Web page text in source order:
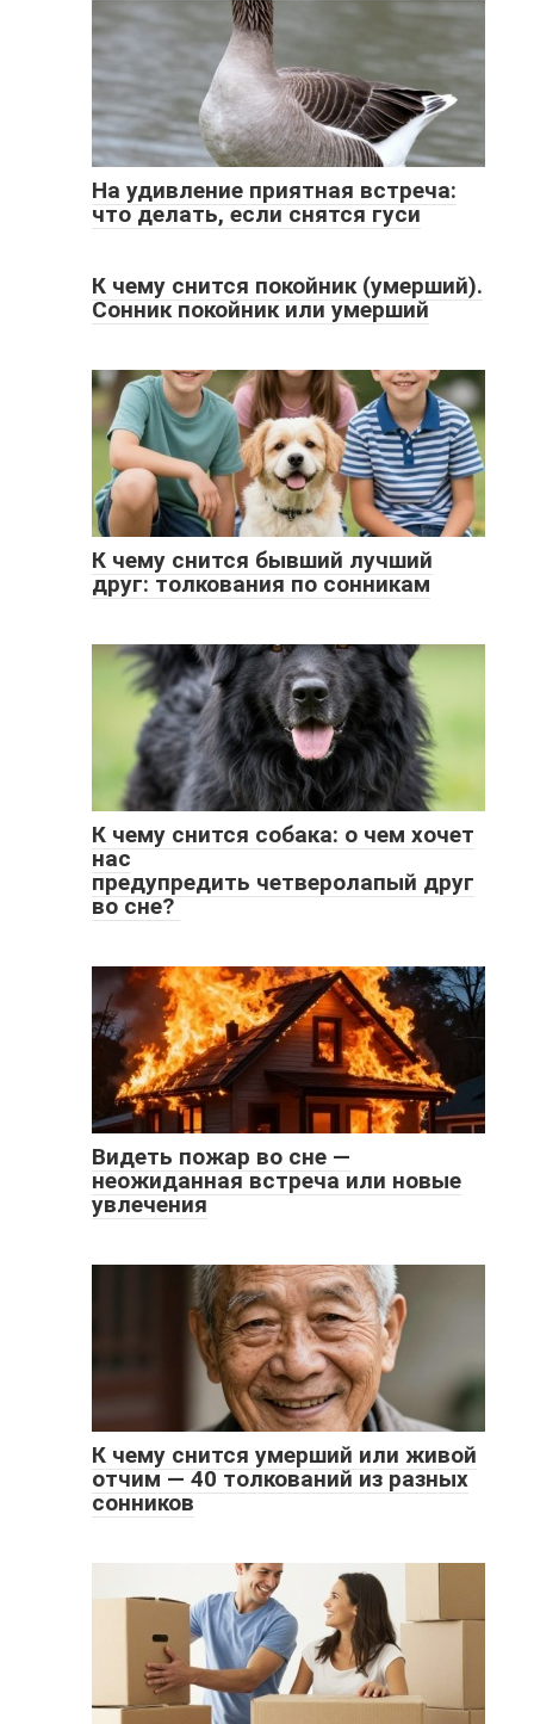
На удивление приятная встреча:
что делать, если снятся гуси
К чему снится покойник (умерший).
Сонник покойник или умерший
К чему снится бывший лучший
друг: толкования по сонникам
К чему снится собака: о чем хочет
нас
предупредить четверолапый друг
во сне?
Видеть пожар во сне —
неожиданная встреча или новые
увлечения
К чему снится умерший или живой
отчим — 40 толкований из разных
сонников